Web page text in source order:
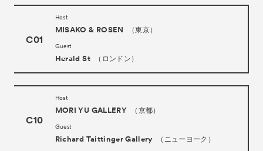
C01
Host
MISAKO & ROSEN （東京）
Guest
Herald St （ロンドン）
C10
Host
MORI YU GALLERY （京都）
Guest
Richard Taittinger Gallery （ニューヨーク）